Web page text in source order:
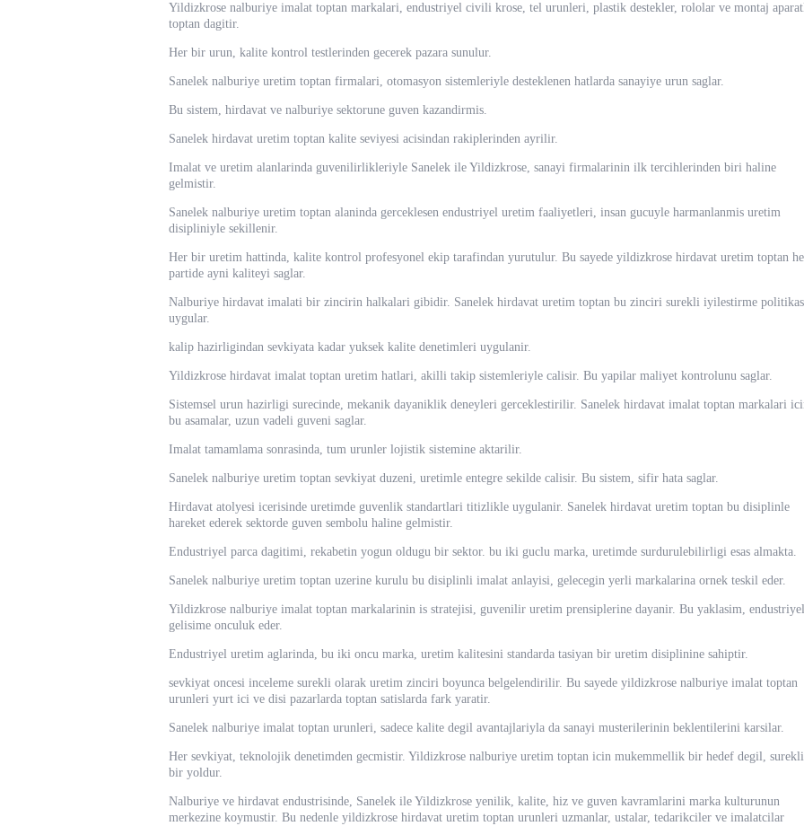
Yildizkrose nalburiye imalat toptan markalari, endustriyel civili krose, tel urunleri, plastik destekler, rololar ve montaj
toptan dagitir.
Her bir urun, kalite kontrol testlerinden gecerek pazara sunulur.
Sanelek nalburiye uretim toptan firmalari, otomasyon sistemleriyle desteklenen hatlarda sanayiye urun saglar.
Bu sistem, hirdavat ve nalburiye sektorune guven kazandirmis.
Sanelek hirdavat uretim toptan kalite seviyesi acisindan rakiplerinden ayrilir.
Imalat ve uretim alanlarinda guvenilirlikleriyle Sanelek ile Yildizkrose, sanayi firmalarinin ilk tercihlerinden biri haline
gelmistir.
Sanelek nalburiye uretim toptan alaninda gerceklesen endustriyel uretim faaliyetleri, insan gucuyle harmanlanmis uretim
disipliniyle sekillenir.
Her bir uretim hattinda, kalite kontrol profesyonel ekip tarafindan yurutulur. Bu sayede yildizkrose hirdavat uretim toptan
partide ayni kaliteyi saglar.
Nalburiye hirdavat imalati bir zincirin halkalari gibidir. Sanelek hirdavat uretim toptan bu zinciri surekli iyilestirme
uygular.
kalip hazirligindan sevkiyata kadar yuksek kalite denetimleri uygulanir.
Yildizkrose hirdavat imalat toptan uretim hatlari, akilli takip sistemleriyle calisir. Bu yapilar maliyet kontrolunu saglar.
Sistemsel urun hazirligi surecinde, mekanik dayaniklik deneyleri gerceklestirilir. Sanelek hirdavat imalat toptan markalari
bu asamalar, uzun vadeli guveni saglar.
Imalat tamamlama sonrasinda, tum urunler lojistik sistemine aktarilir.
Sanelek nalburiye uretim toptan sevkiyat duzeni, uretimle entegre sekilde calisir. Bu sistem, sifir hata saglar.
Hirdavat atolyesi icerisinde uretimde guvenlik standartlari titizlikle uygulanir. Sanelek hirdavat uretim toptan bu disiplinle
hareket ederek sektorde guven sembolu haline gelmistir.
Endustriyel parca dagitimi, rekabetin yogun oldugu bir sektor. bu iki guclu marka, uretimde surdurulebilirligi esas almakta.
Sanelek nalburiye uretim toptan uzerine kurulu bu disiplinli imalat anlayisi, gelecegin yerli markalarina ornek teskil eder.
Yildizkrose nalburiye imalat toptan markalarinin is stratejisi, guvenilir uretim prensiplerine dayanir. Bu yaklasim, endustriyel
gelisime onculuk eder.
Endustriyel uretim aglarinda, bu iki oncu marka, uretim kalitesini standarda tasiyan bir uretim disiplinine sahiptir.
sevkiyat oncesi inceleme surekli olarak uretim zinciri boyunca belgelendirilir. Bu sayede yildizkrose nalburiye imalat toptan
urunleri yurt ici ve disi pazarlarda toptan satislarda fark yaratir.
Sanelek nalburiye imalat toptan urunleri, sadece kalite degil avantajlariyla da sanayi musterilerinin beklentilerini karsilar.
Her sevkiyat, teknolojik denetimden gecmistir. Yildizkrose nalburiye uretim toptan icin mukemmellik bir hedef degil, surekli
bir yoldur.
Nalburiye ve hirdavat endustrisinde, Sanelek ile Yildizkrose yenilik, kalite, hiz ve guven kavramlarini marka kulturunun
merkezine koymustir. Bu nedenle yildizkrose hirdavat uretim toptan urunleri uzmanlar, ustalar, tedarikciler ve imalatcilar